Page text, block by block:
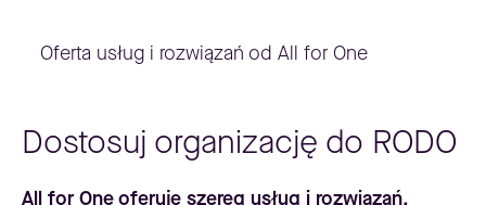
Oferta usług i rozwiązań od All for One
Dostosuj organizację do RODO
All for One oferuje szereg usług i rozwiązań,